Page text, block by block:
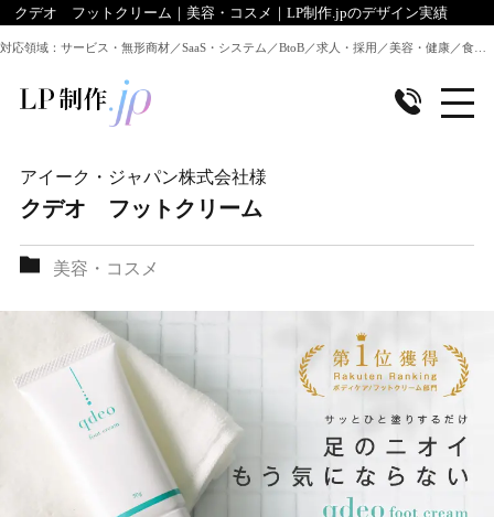
クデオ フットクリーム｜美容・コスメ｜LP制作.jpのデザイン実績
アイーク・ジャパン株式会社様
クデオ フットクリーム
美容・コスメ